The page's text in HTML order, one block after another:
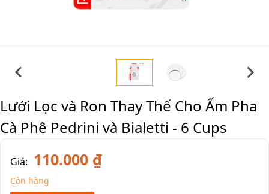
Lưới Lọc và Ron Thay Thế Cho Ấm Pha
Cà Phê Pedrini và Bialetti - 6 Cups
Giá: 110.000 ₫
Còn hàng